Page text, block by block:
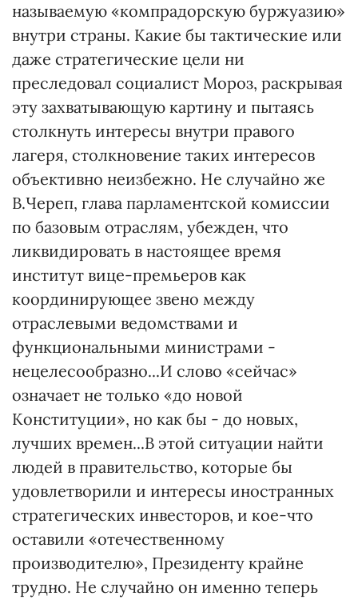
называемую «компрадорскую буржуазию»
внутри страны. Какие бы тактические или
даже стратегические цели ни
преследовал социалист Мороз, раскрывая
эту захватывающую картину и пытаясь
столкнуть интересы внутри правого
лагеря, столкновение таких интересов
объективно неизбежно. Не случайно же
В.Череп, глава парламентской комиссии
по базовым отраслям, убежден, что
ликвидировать в настоящее время
институт вице-премьеров как
координирующее звено между
отраслевыми ведомствами и
функциональными министрами -
нецелесообразно...И слово «сейчас»
означает не только «до новой
Конституции», но как бы - до новых,
лучших времен...В этой ситуации найти
людей в правительство, которые бы
удовлетворили и интересы иностранных
стратегических инвесторов, и кое-что
оставили «отечественному
производителю», Президенту крайне
трудно. Не случайно он именно теперь